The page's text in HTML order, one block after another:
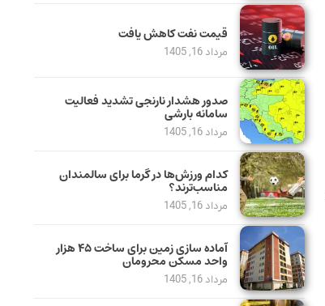
قیمت نفت کاهش یافت
مرداد 16, 1405
صدور هشدار نارنجی تشدید فعالیت
سامانه بارشی
مرداد 16, 1405
کدام ورزش‌ها در گرما برای سالمندان
مناسب‌ترند؟
مرداد 16, 1405
آماده سازی زمین برای ساخت ۴۵ هزار
واحد مسکن محرومان
مرداد 16, 1405